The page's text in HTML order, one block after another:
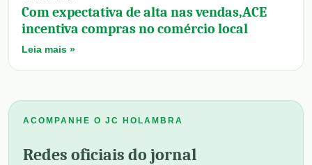
Com expectativa de alta nas vendas,ACE
incentiva compras no comércio local
Leia mais »
ACOMPANHE O JC HOLAMBRA
Redes oficiais do jornal